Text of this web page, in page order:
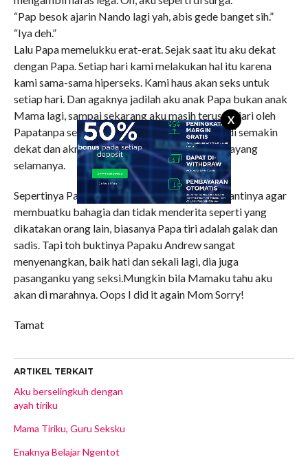
X
“Pap besok ajarin Nando lagi yah, abis gede banget sih.”
“Iya deh.”
Lalu Papa memelukku erat-erat. Sejak saat itu aku dekat
dengan Papa. Setiap hari kami melakukan hal itu karena
kami sama-sama hiperseks. Kami haus akan seks untuk
setiap hari. Dan agaknya jadilah aku anak Papa bukan anak
Mama lagi, sampai sekarang aku masih terus diajari oleh
Papatanpa sepengetahuan Mama, dan kami jadi semakin
dekat dan akrab. Oh Papaku Andrew yang kusayang
selamanya.
Sepertinya Papa kandungku sudah mengirim gantinya agar
membuatku bahagia dan tidak menderita seperti yang
dikatakan orang lain, biasanya Papa tiri adalah galak dan
sadis. Tapi toh buktinya Papaku Andrew sangat
menyenangkan, baik hati dan sekali lagi, dia juga
pasanganku yang seksi.Mungkin bila Mamaku tahu aku
akan di marahnya. Oops I did it again Mom Sorry!
Tamat
ARTIKEL TERKAIT
Aku berselingkuh dengan
ayah tiriku
Mama Tiriku, Guru Seksku
Enaknya Belajar Ngentot